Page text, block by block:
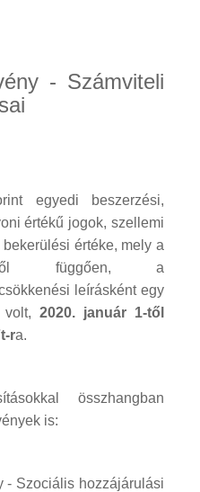
- Számviteli
egyedi beszerzési,
értékű jogok, szellemi
értéke, mely a
függően, a
leírásként egy
volt, 2020. január 1-től
ra.
összhangban
is:
- Szociális hozzájárulási